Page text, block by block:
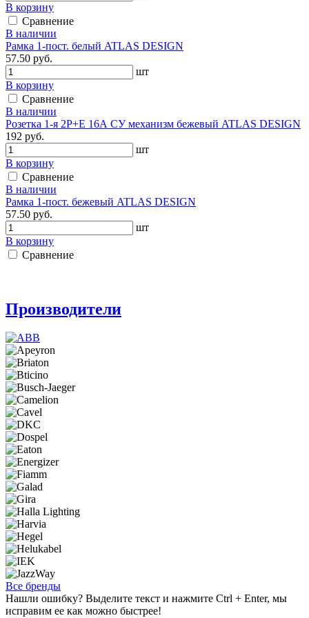
В корзину
Сравнение
В наличии
Рамка 1-пост. белый ATLAS DESIGN
57.50 руб.
шт
В корзину
Сравнение
В наличии
Розетка 1-я 2P+E 16А СУ механизм бежевый ATLAS DESIGN
192 руб.
шт
В корзину
Сравнение
В наличии
Рамка 1-пост. бежевый ATLAS DESIGN
57.50 руб.
шт
В корзину
Сравнение
Производители
Все бренды
Нашли ошибку? Выделите текст и нажмите Ctrl + Enter, мы
исправим ее как можно быстрее!